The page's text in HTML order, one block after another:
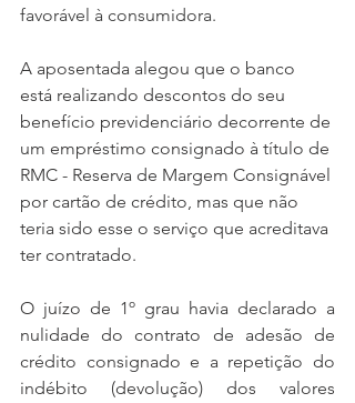
favorável à consumidora.
A aposentada alegou que o banco
está realizando descontos do seu
benefício previdenciário decorrente de
um empréstimo consignado à título de
RMC - Reserva de Margem Consignável
por cartão de crédito, mas que não
teria sido esse o serviço que acreditava
ter contratado.
O juízo de 1º grau havia declarado a
nulidade do contrato de adesão de
crédito consignado e a repetição do
indébito (devolução) dos valores